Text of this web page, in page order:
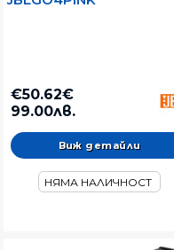
€50.62€
99.00лв.
Виж детайли
НЯМА НАЛИЧНОСТ